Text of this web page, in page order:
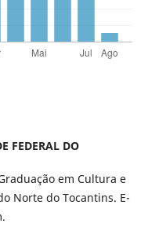
FEDERAL DO
em Cultura e
Norte do Tocantins. E-